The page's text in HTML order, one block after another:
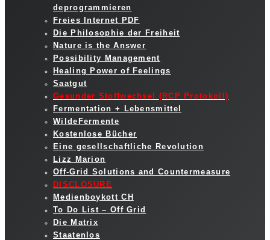
deprogrammieren
Freies Internet PDF
Die Philosophie der Freiheit
Nature is the Answer
Possibility Management
Healing Power of Feelings
Saatgut
Gesunder Stoffwechsel (RCP Protokoll)
Fermentation + Lebensmittel
WildeFermente
Kostenlose Bücher
Eine gesellschaftliche Revolution
Lizz Marion
Off-Grid Solutions and Countermeasure
DISCLOSURE
Medienboykott CH
To Do List – Off Grid
Die Matrix
Staatenlos